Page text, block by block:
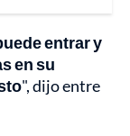
entrar y
en su
", dijo entre